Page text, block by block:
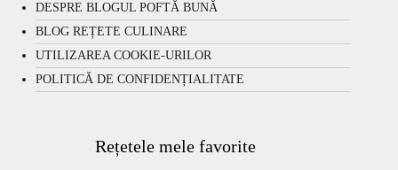
DESPRE BLOGUL POFTĂ BUNĂ
BLOG REȚETE CULINARE
UTILIZAREA COOKIE-URILOR
POLITICĂ DE CONFIDENȚIALITATE
Rețetele mele favorite